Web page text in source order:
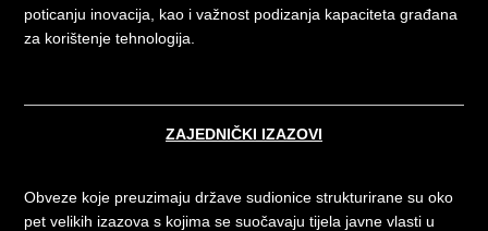
poticanju inovacija, kao i važnost podizanja kapaciteta građana
za korištenje tehnologija.
ZAJEDNIČKI IZAZOVI
Obveze koje preuzimaju države sudionice strukturirane su oko
pet velikih izazova s kojima se suočavaju tijela javne vlasti u